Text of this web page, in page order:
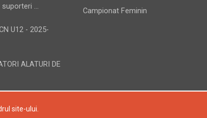
...
U12 - 2025-
ALATURI DE
Campionat Feminin
rezervate.
site-ului.